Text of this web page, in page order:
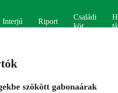
Interjú Riport
Családi
kör
szökött gabonaárak